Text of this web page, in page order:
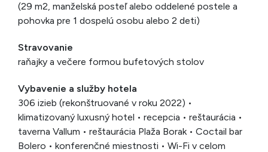
(29 m2, manželská posteľ alebo oddelené postele a
pohovka pre 1 dospelú osobu alebo 2 deti)
Stravovanie
raňajky a večere formou bufetových stolov
Vybavenie a služby hotela
306 izieb (rekonštruované v roku 2022) •
klimatizovaný luxusný hotel • recepcia • reštaurácia •
taverna Vallum • reštaurácia Plaža Borak • Coctail bar
Bolero • konferenčné miestnosti • Wi-Fi v celom